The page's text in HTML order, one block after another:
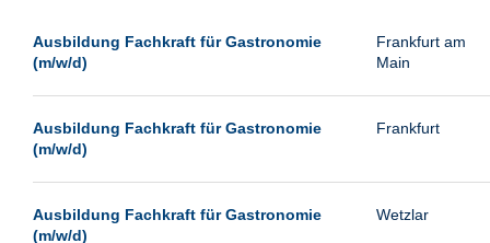
Heilbronn
Kassel
Laatzen
Ausbildung Fachkraft für Gastronomie
(m/w/d)
Frankfurt am
Main
Ausbildung Fachkraft für Gastronomie
(m/w/d)
Frankfurt
Ausbildung Fachkraft für Gastronomie
(m/w/d)
Wetzlar